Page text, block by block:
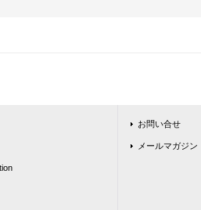
お問い合せ
メールマガジン